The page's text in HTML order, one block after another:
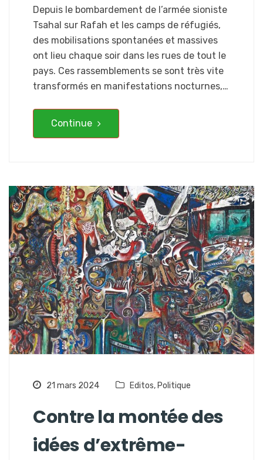
Depuis le bombardement de l’armée sioniste
Tsahal sur Rafah et les camps de réfugiés,
des mobilisations spontanées et massives
ont lieu chaque soir dans les rues de tout le
pays. Ces rassemblements se sont très vite
transformés en manifestations nocturnes,…
Continue
21 mars 2024 Editos, Politique
Contre la montée des
idées d’extrême-